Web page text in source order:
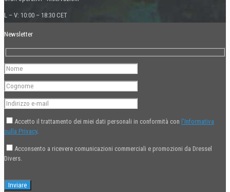
L – V: 10:00 – 18:30 CET
Newsletter
Accetto il trattamento dei miei dati personali in conformità con l'Informativa
sulla Privacy.
Acconsento a ricevere comunicazioni commerciali e promozioni da Dressel
Divers.